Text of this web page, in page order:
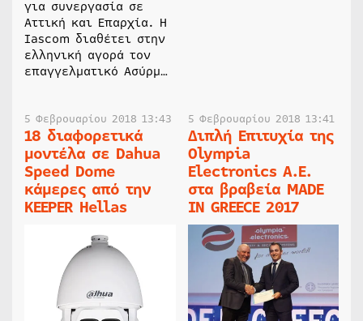
για συνεργασία σε
Αττική και Επαρχία. Η
Iascom διαθέτει στην
ελληνική αγορά τον
επαγγελματικό Ασύρμ…
5 Φεβρουαρίου 2018 13:43
18 διαφορετικά
μοντέλα σε Dahua
Speed Dome
κάμερες από την
KEEPER Hellas
5 Φεβρουαρίου 2018 13:41
Διπλή Επιτυχία της
Olympia
Electronics A.E.
στα βραβεία MADE
IN GREECE 2017